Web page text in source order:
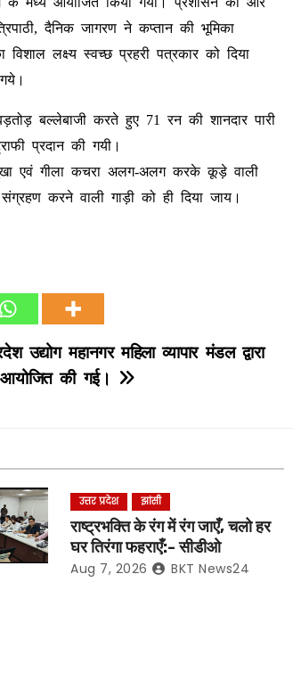
दैनिक जागरण ने कप्तान की भूमिका
लक्ष्य स्वच्छ प्रहरी पत्रकार को दिया
बल्लेबाजी करते हुए 71 रन की शानदार पारी
प्रदान की गयी।
एवं गीला कचरा अलग-अलग करके कूड़े वाली
करने वाली गाड़ी को ही दिया जाय।
उद्योग महानगर महिला व्यापार मंडल द्वारा
आयोजित की गई।
उत्तर प्रदेश झांसी
राष्ट्रभक्ति के रंग में रंग जाएँ, चलो हर
घर तिरंगा फहराएँ:- सीडीओ
Aug 7, 2026 BKT News24